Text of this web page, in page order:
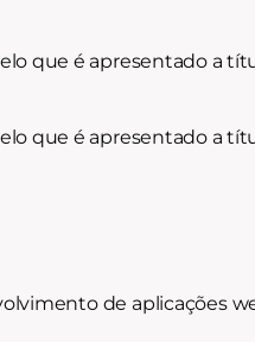
que é apresentado a
que é apresentado a
de aplicações